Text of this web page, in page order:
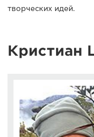
творческих идей.
Кристиан